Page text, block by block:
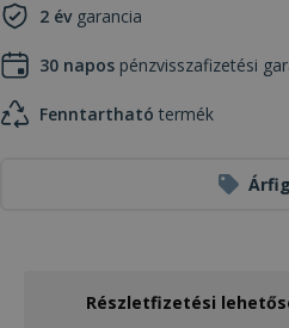
2 évgarancia
30 napos pénzvisszafizetési
Fenntartható termék
Részletfizetési